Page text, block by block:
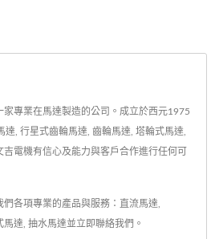
家專業在馬達製造的公司。成立於西元1975
, 行星式齒輪馬達, 齒輪馬達, 塔輪式馬達,
電機有信心及能力與客戶合作進行任何可
各項專業的產品與服務： 直流馬達
馬達 抽水馬達並立即聯絡我們 。